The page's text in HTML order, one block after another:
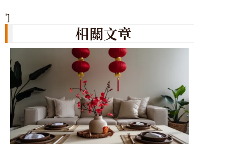
']
相關文章